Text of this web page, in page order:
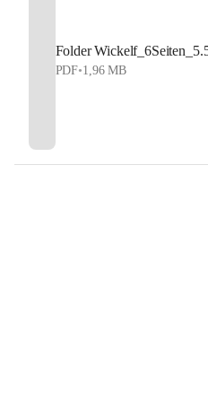
Folder
PDF•1,96 MB